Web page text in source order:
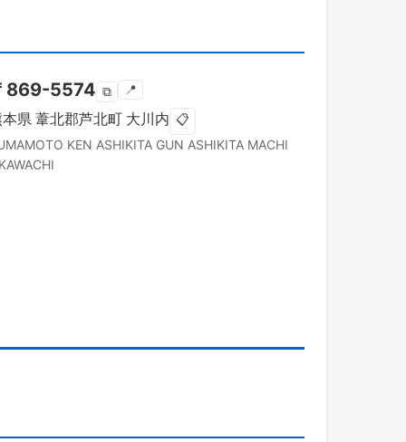
869-5574 ⧉ 📍
本県 葦北郡芦北町 大川内 📋
KEN ASHIKITA GUN ASHIKITA MACHI